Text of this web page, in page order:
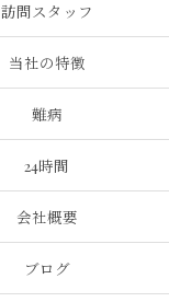
訪問スタッフ
当社の特徴
難病
24時間
会社概要
ブログ